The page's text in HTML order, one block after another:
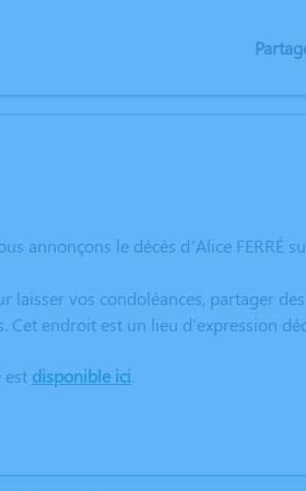
annonçons le décès d’Alice FERRÉ
laisser vos condoléances, partager
Cet endroit est un lieu d'expression
est disponible ici.